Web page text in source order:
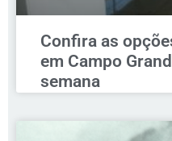
Confira as
em Campo
semana